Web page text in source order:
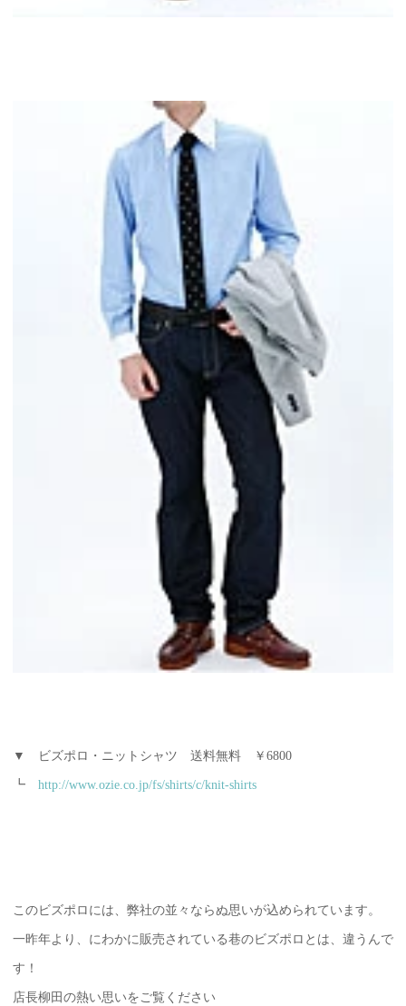
▼ ビズポロ・ニットシャツ 送料無料 ￥6800
┗ http://www.ozie.co.jp/fs/shirts/c/knit-shirts
このビズポロには、弊社の並々ならぬ思いが込められています。
一昨年より、にわかに販売されている巷のビズポロとは、違うんで
す！
店長柳田の熱い思いをご覧ください